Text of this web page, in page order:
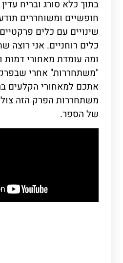
בתוך כלא סורג ובריח
חופשיים ומשוחררים
שינויים עם כלים
כלים רוחניים. אני רוצה
ומה עומדת מאחורי דמות
"משתחררות" אחרי
אתכם למאחורי הקלעים
משתחררות הפרק הזה
של הספר.